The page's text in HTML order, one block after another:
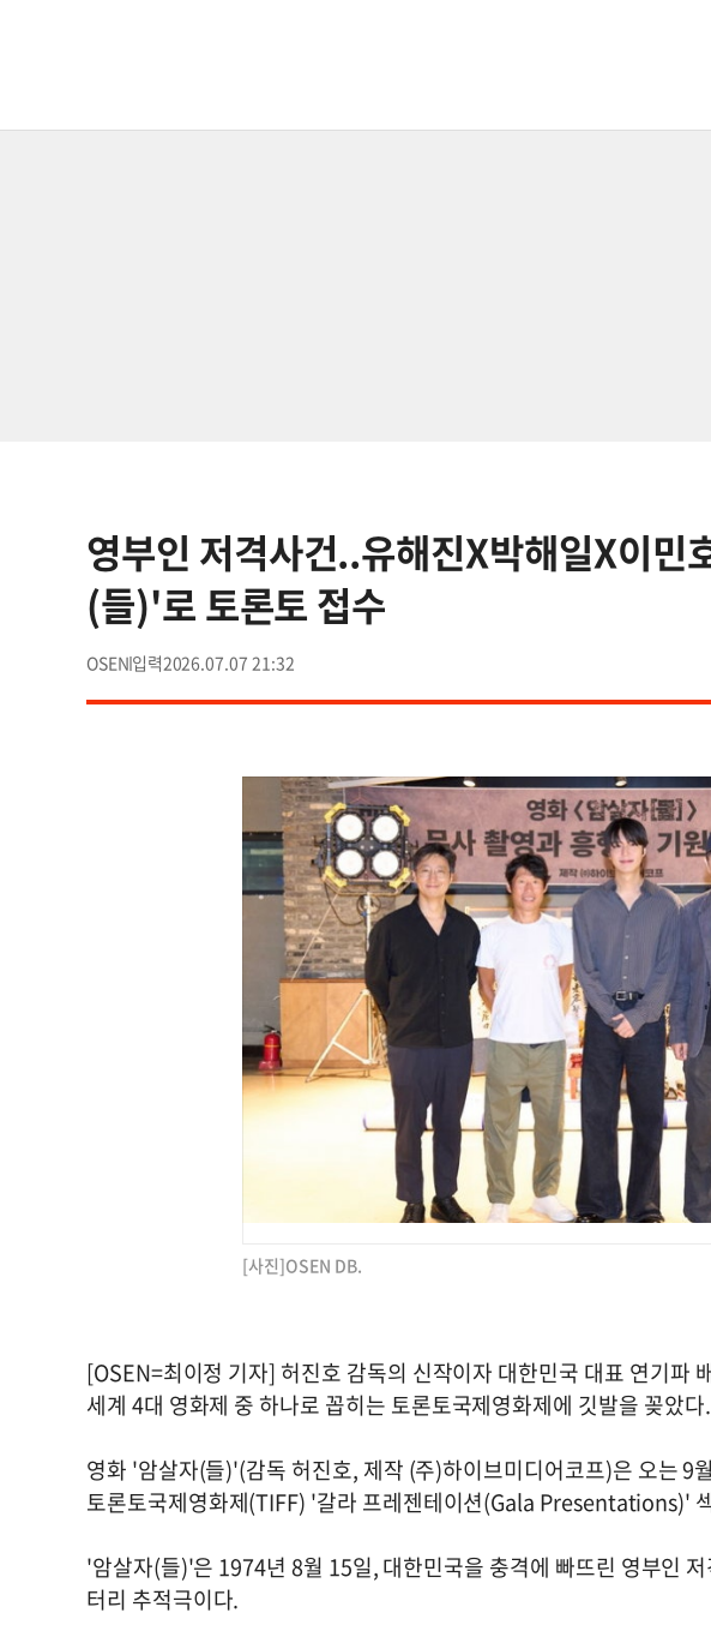
영부인 저격사건..유해진X박해일X이민
(들)'로 토론토 접수
OSEN 2026.07.07 21:32
[사진]OSEN DB.
[OSEN=최이정 기자] 허진호 감독의 신작이자 대한민국 대표 연기파
세계 4대 영화제 중 하나로 꼽히는 토론토국제영화제에 깃발을 꽂았다.
영화 '암살자(들)'(감독 허진호, 제작 (주)하이브미디어코프)은 오는 9
토론토국제영화제(TIFF) '갈라 프레젠테이션(Gala Presentations)'
'암살자(들)'은 1974년 8월 15일, 대한민국을 충격에 빠뜨린 영부인
터리 추적극이다.